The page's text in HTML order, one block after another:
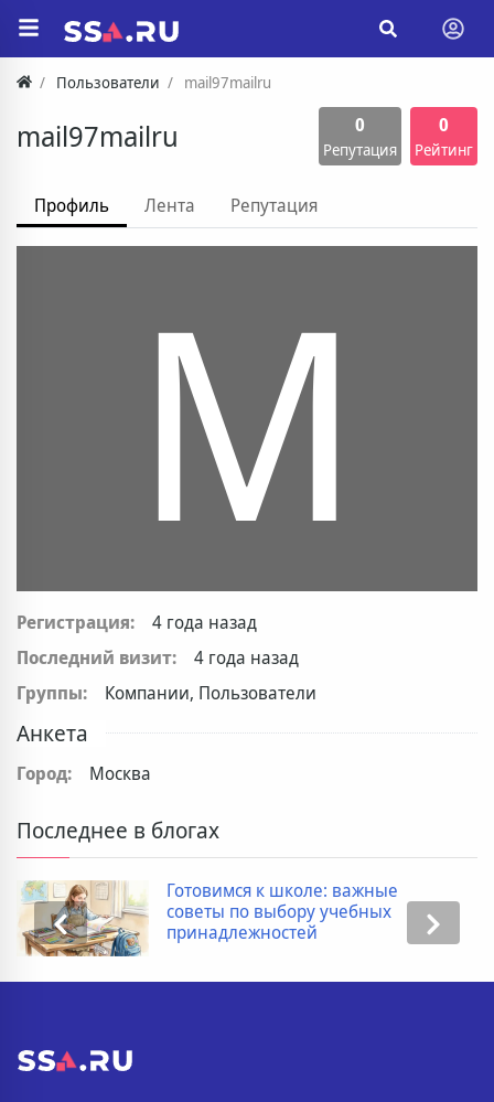
Пользователи mail97mailru
mail97mailru 0
Репутация
0
Рейтинг
Профиль Лента Репутация
M
Регистрация:
4 года назад
Последний визит:
4 года назад
Группы:
Компании, Пользователи
Анкета
Город: Москва
Последнее в блогах
Готовимся к школе: важные
советы по выбору учебных
принадлежностей